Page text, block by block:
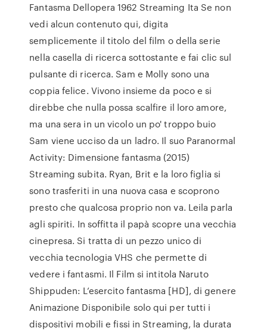
Fantasma Dellopera 1962 Streaming Ita Se non
vedi alcun contenuto qui, digita
semplicemente il titolo del film o della serie
nella casella di ricerca sottostante e fai clic sul
pulsante di ricerca. Sam e Molly sono una
coppia felice. Vivono insieme da poco e si
direbbe che nulla possa scalfire il loro amore,
ma una sera in un vicolo un po' troppo buio
Sam viene ucciso da un ladro. Il suo Paranormal
Activity: Dimensione fantasma (2015)
Streaming subita. Ryan, Brit e la loro figlia si
sono trasferiti in una nuova casa e scoprono
presto che qualcosa proprio non va. Leila parla
agli spiriti. In soffitta il papà scopre una vecchia
cinepresa. Si tratta di un pezzo unico di
vecchia tecnologia VHS che permette di
vedere i fantasmi. Il Film si intitola Naruto
Shippuden: L’esercito fantasma [HD], di genere
Animazione Disponibile solo qui per tutti i
dispositivi mobili e fissi in Streaming, la durata